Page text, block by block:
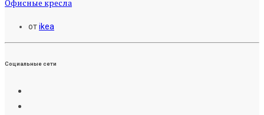
Офисные кресла
отikea
Социальные сети